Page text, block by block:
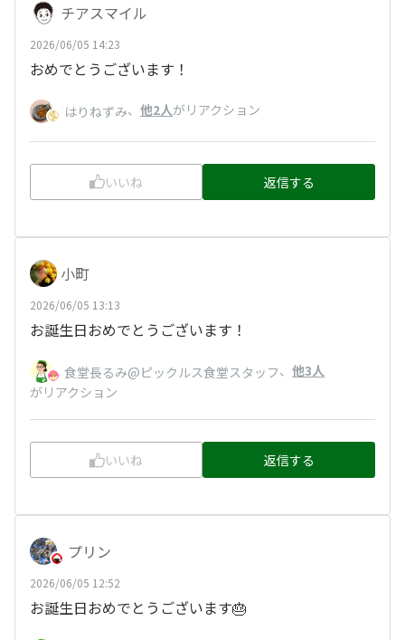
チアスマイル
2026/06/05 14:23
おめでとうございます！
はりねずみ、 他2人がリアクション
いいね 返信する
小町
2026/06/05 13:13
お誕生日おめでとうございます！
食堂長るみ@ピックルス食堂スタッフ、 他3人
がリアクション
いいね 返信する
プリン
2026/06/05 12:52
お誕生日おめでとうございます🎂